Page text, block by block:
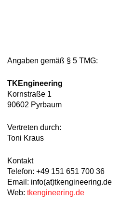
Angaben gemäß § 5 TMG:
TKEngineering
Kornstraße 1
90602 Pyrbaum
Vertreten durch:
Toni Kraus
Kontakt
Telefon: +49 151 651 700 36
Email: info(at)tkengineering.de
Web: tkengineering.de